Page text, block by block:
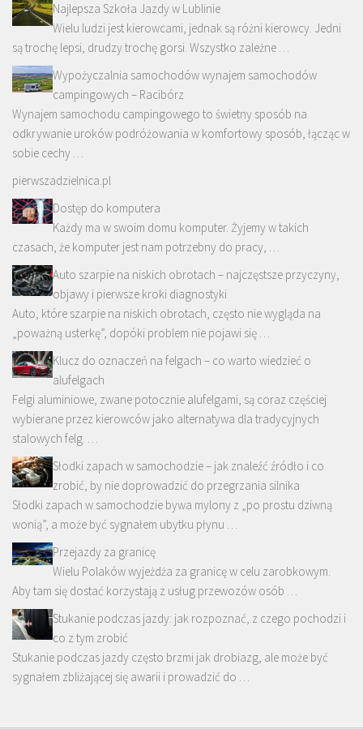
Najlepsza Szkoła Jazdy w Lublinie
Wielu ludzi jest kierowcami, jednak są różni kierowcy. Jedni
są trochę lepsi, drudzy trochę gorsi. Wszystko zależne …
Wypożyczalnia samochodów wynajem samochodów
campingowych – Racibórz
Wynajem samochodu campingowego to świetny sposób na
odkrywanie uroków podróżowania w komfortowy sposób, łącząc w
sobie cechy …
pierwszadzielnica.pl
Dostęp do komputera
Każdy ma w swoim domu komputer. Żyjemy w takich
czasach, że komputer jest nam potrzebny do pracy, …
Auto szarpie na niskich obrotach – najczęstsze przyczyny,
objawy i pierwsze kroki diagnostyki
Auto, które szarpie na niskich obrotach, często nie wygląda na
„poważną usterkę”, dopóki problem nie pojawi się …
Klucz do oznaczeń na felgach – co warto wiedzieć o
alufelgach
Felgi aluminiowe, zwane potocznie alufelgami, są coraz częściej
wybierane przez kierowców jako alternatywa dla tradycyjnych
stalowych felg. …
Słodki zapach w samochodzie – jak znaleźć źródło i co
zrobić, by nie doprowadzić do przegrzania silnika
Słodki zapach w samochodzie bywa mylony z „po prostu dziwną
wonią”, a może być sygnałem ubytku płynu …
Przejazdy za granicę
Wielu Polaków wyjeżdża za granicę w celu zarobkowym.
Aby tam się dostać korzystają z usług przewozów osób …
Stukanie podczas jazdy: jak rozpoznać, z czego pochodzi i
co z tym zrobić
Stukanie podczas jazdy często brzmi jak drobiazg, ale może być
sygnałem zbliżającej się awarii i prowadzić do …